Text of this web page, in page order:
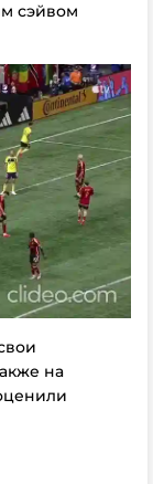
сэйвом
на